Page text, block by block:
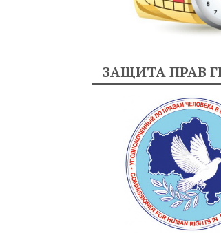
ЗАЩИТА ПРАВ